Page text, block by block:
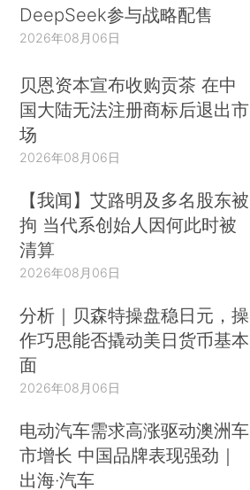
DeepSeek参与战略配售
2026年08月06日
贝恩资本宣布收购贡茶 在中
国大陆无法注册商标后退出市
场
2026年08月06日
【我闻】艾路明及多名股东被
拘 当代系创始人因何此时被
清算
2026年08月06日
分析｜贝森特操盘稳日元，操
作巧思能否撬动美日货币基本
面
2026年08月06日
电动汽车需求高涨驱动澳洲车
市增长 中国品牌表现强劲｜
出海·汽车